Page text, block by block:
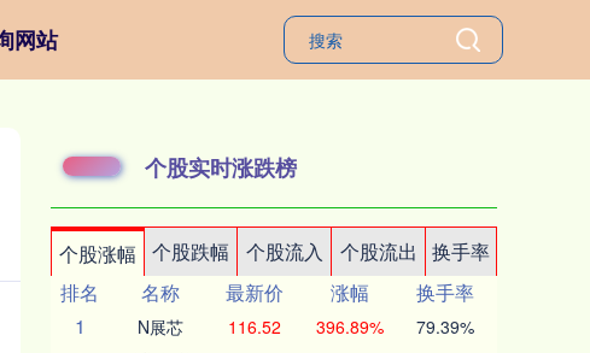
网站
个股实时涨跌榜
个股涨幅 个股跌幅 个股流入 个股流出
换手率
排名
名称 最新价 涨幅
换手率
1
N展芯 116.52 396.89% 79.39%